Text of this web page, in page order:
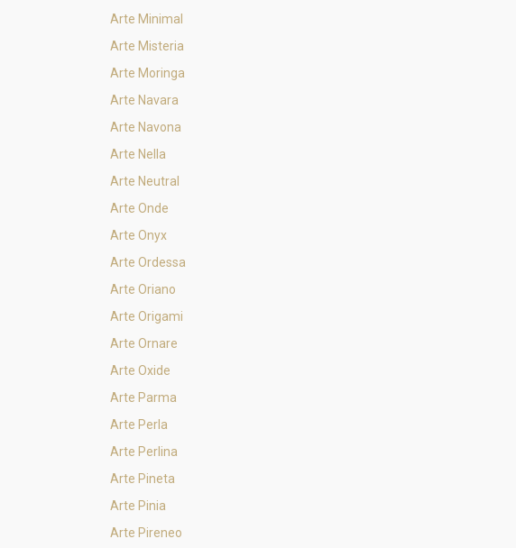
Arte Minimal
Arte Misteria
Arte Moringa
Arte Navara
Arte Navona
Arte Nella
Arte Neutral
Arte Onde
Arte Onyx
Arte Ordessa
Arte Oriano
Arte Origami
Arte Ornare
Arte Oxide
Arte Parma
Arte Perla
Arte Perlina
Arte Pineta
Arte Pinia
Arte Pireneo